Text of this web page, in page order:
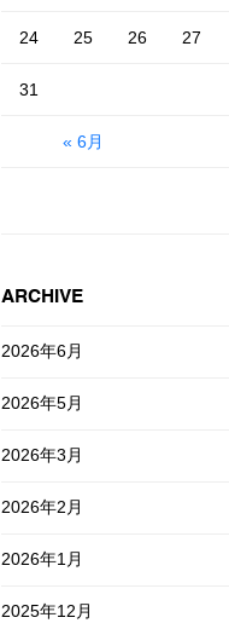
« 6月
24 25 26 27
31
ARCHIVE
2026年6月
2026年5月
2026年3月
2026年2月
2026年1月
2025年12月